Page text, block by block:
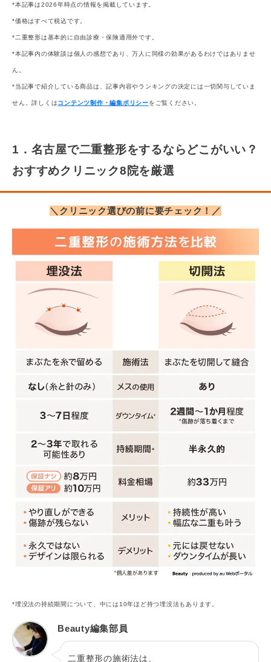
*本記事は2026年時点の情報を掲載しています。
*価格はすべて税込です。
*二重整形は基本的に自由診療・保険適用外です。
*本記事内の体験談は個人の感想であり、万人に同様の効果があるわけではありませ
ん。
*当記事で紹介している商品は、記事内容やランキングの決定には一切関与していま
せん。詳しくはコンテンツ制作・編集ポリシーをご覧ください。
1．名古屋で二重整形をするならどこがいい？
おすすめクリニック8院を厳選
＼クリニック選びの前に要チェック！／
*埋没法の持続期間について、中には10年ほど持つ埋没法もあります。
Beauty編集部員
二重整形の施術法は、